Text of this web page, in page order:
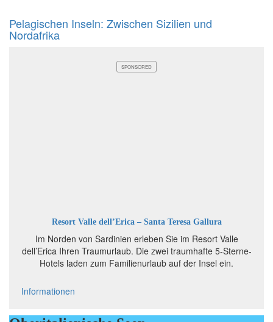
Pelagischen Inseln: Zwischen Sizilien und
Nordafrika
SPONSORED
Resort Valle dell’Erica – Santa Teresa Gallura
Im Norden von Sardinien erleben Sie im Resort Valle
dell’Erica Ihren Traumurlaub. Die zwei traumhafte 5-Sterne-
Hotels laden zum Familienurlaub auf der Insel ein.
Informationen